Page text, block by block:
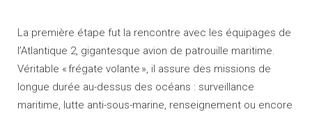
La première étape fut la rencontre avec les équipages de
l’Atlantique 2, gigantesque avion de patrouille maritime.
Véritable « frégate volante », il assure des missions de
longue durée au-dessus des océans : surveillance
maritime, lutte anti-sous-marine, renseignement ou encore